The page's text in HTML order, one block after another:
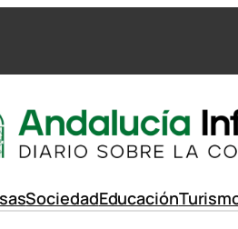
SociedadEducación